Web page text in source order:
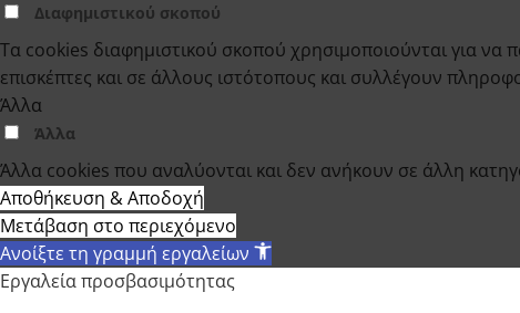
Διαφημιστικού σκοπού
Τα cookies διαφημιστικού σκοπού χρησιμοποιούνται για να
επισκέπτες και σε άλλους ιστότοπους και συλλέγουν
Άλλα
Άλλα
Άλλα cookies που αναλύονται και δεν ανήκουν σε άλλη
Αποθήκευση & Αποδοχή
Μετάβαση στο περιεχόμενο
Ανοίξτε τη γραμμή εργαλείων
Εργαλεία προσβασιμότητας